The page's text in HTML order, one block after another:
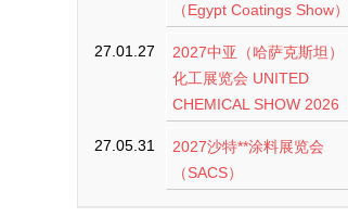
（Egypt Coatings Show）
27.01.27
2027中亚（哈萨克斯坦）
化工展览会 UNITED
CHEMICAL SHOW 2026
27.05.31
2027沙特**涂料展览会
（SACS）